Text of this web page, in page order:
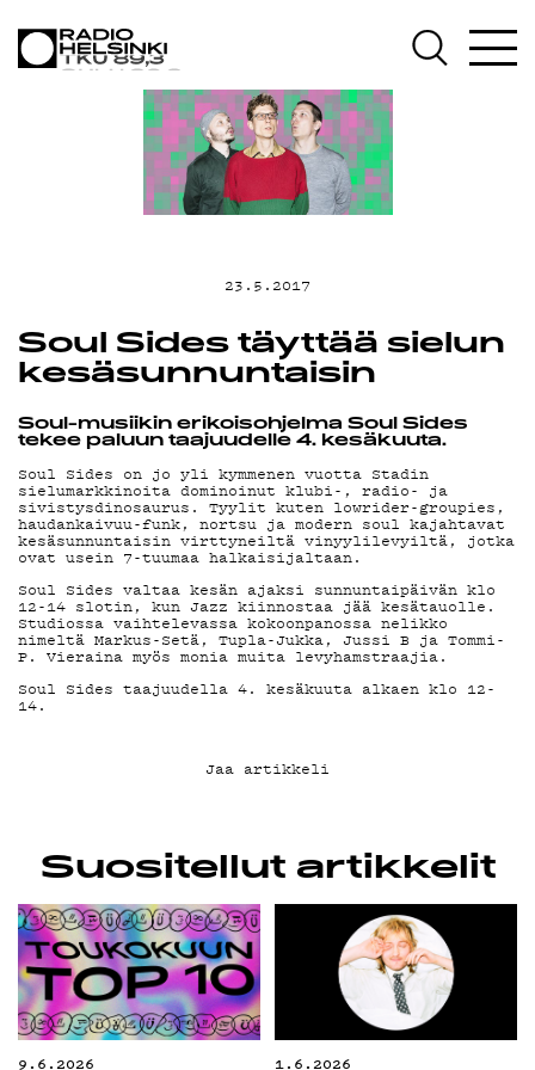
AJANKOHTAISTA
OHJELMAT
TEKIJÄT
ON-DEMAND
PODCAST
MAINOSTA
YHTEYSTIEDOT
G LIVELAB
YSTÄVÄKLUBI
TIETOSUOJA
23.5.2017
Soul Sides täyttää sielun
kesäsunnuntaisin
Soul-musiikin erikoisohjelma Soul Sides
tekee paluun taajuudelle 4. kesäkuuta.
Soul Sides on jo yli kymmenen vuotta Stadin
sielumarkkinoita dominoinut klubi-, radio- ja
sivistysdinosaurus. Tyylit kuten lowrider-groupies,
haudankaivuu-funk, nortsu ja modern soul kajahtavat
kesäsunnuntaisin virttyneiltä vinyylilevyiltä, jotka
ovat usein 7-tuumaa halkaisijaltaan.
Soul Sides valtaa kesän ajaksi sunnuntaipäivän klo
12-14 slotin, kun Jazz kiinnostaa jää kesätauolle.
Studiossa vaihtelevassa kokoonpanossa nelikko
nimeltä Markus-Setä, Tupla-Jukka, Jussi B ja Tommi-
P. Vieraina myös monia muita levyhamstraajia.
Soul Sides taajuudella 4. kesäkuuta alkaen klo 12-
14.
Jaa artikkeli
Suositellut artikkelit
9.6.2026 1.6.2026